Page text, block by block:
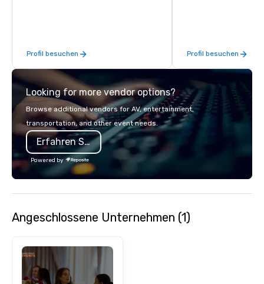
Profil besuchen
Profil besuchen
Looking for more vendor options?
Browse additional vendors for AV, entertainment,
transportation, and other event needs.
Erfahren Sie mehr
Powered by
Angeschlossene Unternehmen (1)